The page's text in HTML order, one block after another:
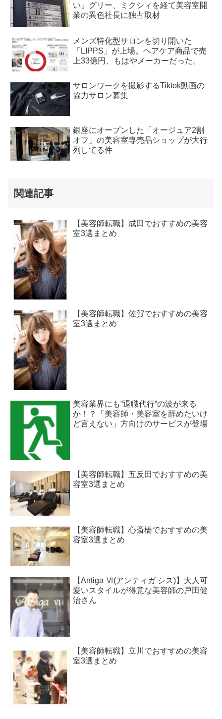
い』グリー、ミクシィを経て美容室開
業の異色社長に独占取材
メンズ特化型サロンを切り開いた
「LIPPS」が上場。ヘアケア商品で売
上33億円、もはやメーカーだった。
サロンワークを撮影するTiktok動画の
協力サロン募集
銀座にオープンした「オージュア2割
オフ」の美容室専売品ショップが大行
列してる件
関連記事
【美容師転職】成田でおすすめの美容
室3選まとめ
【美容師転職】佐賀でおすすめの美容
室3選まとめ
美容業界にも”退職代行”の波が来る
か！？「美容師・美容室を辞めたいけ
ど言えない」方向けのサービスが登場
【美容師転職】五反田でおすすめの美
容室3選まとめ
【美容師転職】心斎橋でおすすめの美
容室3選まとめ
【Antiga Ⅵ(アンティガ シス)】大人可
愛いスタイルが得意な美容師の戸田健
治さん
【美容師転職】立川でおすすめの美容
室3選まとめ